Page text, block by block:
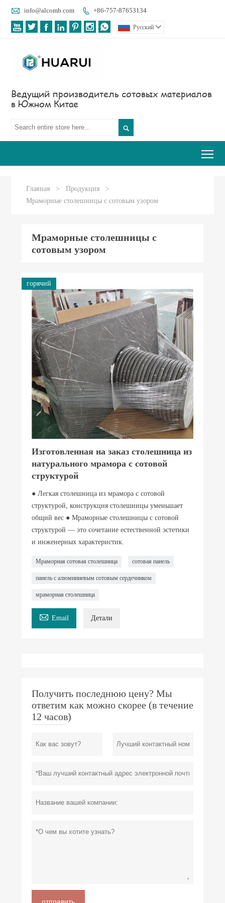
 info@alcomb.com  +86-757-87653134
       Pусский 
Ведущий производитель сотовых материалов
в Южном Китае

Главная > Продукция
>
Мраморные столешницы с сотовым узором
Мраморные столешницы с
сотовым узором
горячий
Изготовленная на заказ столешница из
натурального мрамора с сотовой
структурой
● Легкая столешница из мрамора с сотовой
структурой, конструкция столешницы уменьшает
общий вес ● Мраморные столешницы с сотовой
структурой — это сочетание естественной эстетики
и инженерных характеристик.
Мраморная сотовая столешница сотовая панель
панель с алюминиевым сотовым сердечником
мраморная столешница
 Email Детали
Получить последнюю цену? Мы
ответим как можно скорее (в течение
12 часов)